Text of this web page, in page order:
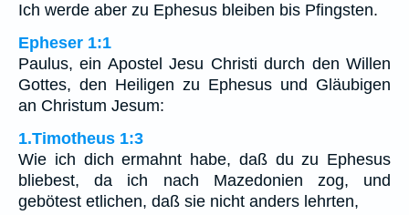
Ich werde aber zu Ephesus bleiben bis Pfingsten.
Epheser 1:1
Paulus, ein Apostel Jesu Christi durch den Willen
Gottes, den Heiligen zu Ephesus und Gläubigen
an Christum Jesum:
1.Timotheus 1:3
Wie ich dich ermahnt habe, daß du zu Ephesus
bliebest, da ich nach Mazedonien zog, und
gebötest etlichen, daß sie nicht anders lehrten,